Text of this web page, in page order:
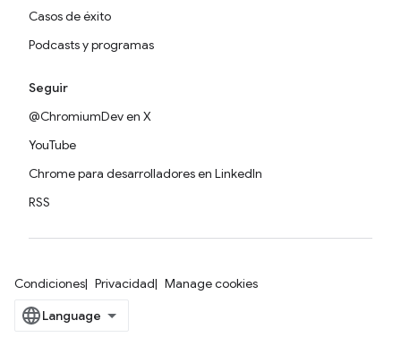
Casos de éxito
Podcasts y programas
Seguir
@ChromiumDev en X
YouTube
Chrome para desarrolladores en LinkedIn
RSS
Condiciones Privacidad Manage cookies